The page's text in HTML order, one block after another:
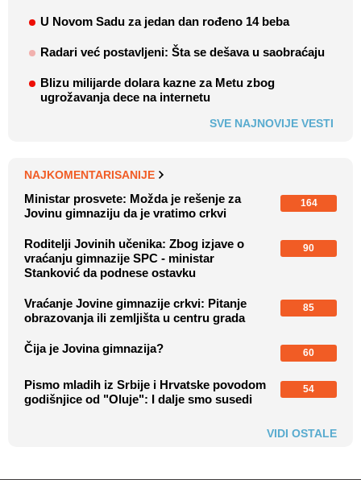
U Novom Sadu za jedan dan rođeno 14 beba
Radari već postavljeni: Šta se dešava u saobraćaju
Blizu milijarde dolara kazne za Metu zbog
ugrožavanja dece na internetu
SVE NAJNOVIJE VESTI
NAJKOMENTARISANIJE
Ministar prosvete: Možda je rešenje za
Jovinu gimnaziju da je vratimo crkvi
164
Roditelji Jovinih učenika: Zbog izjave o
vraćanju gimnazije SPC - ministar
Stanković da podnese ostavku
90
Vraćanje Jovine gimnazije crkvi: Pitanje
obrazovanja ili zemljišta u centru grada
85
Čija je Jovina gimnazija? 60
Pismo mladih iz Srbije i Hrvatske povodom
godišnjice od "Oluje": I dalje smo susedi
54
VIDI OSTALE